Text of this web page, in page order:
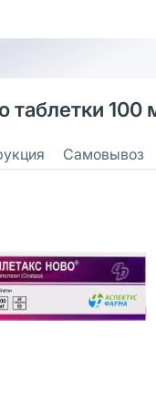
таблетки 100
Самовывоз